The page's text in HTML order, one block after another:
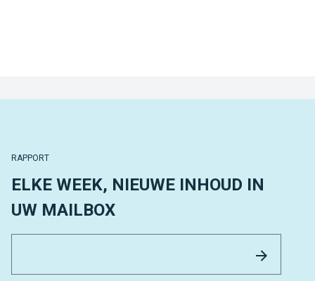
RAPPORT
ELKE WEEK, NIEUWE INHOUD IN
UW MAILBOX